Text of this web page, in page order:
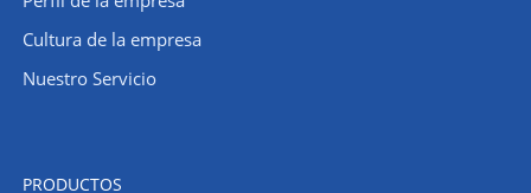
Cultura de la empresa
Nuestro Servicio
PRODUCTOS